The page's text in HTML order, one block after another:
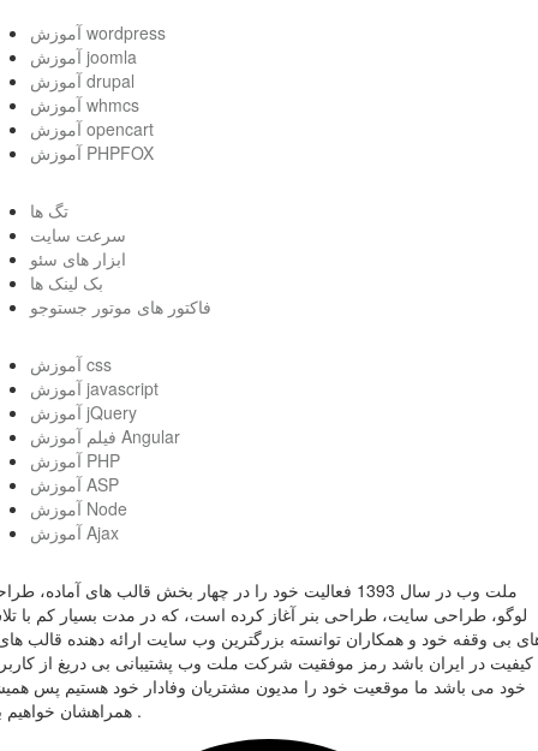
آموزش wordpress
آموزش joomla
آموزش drupal
آموزش whmcs
آموزش opencart
آموزش PHPFOX
تگ ها
سرعت سایت
ابزار های سئو
بک لینک ها
فاکتور های موتور جستوجو
آموزش css
آموزش javascript
آموزش jQuery
فیلم آموزش Angular
آموزش PHP
آموزش ASP
آموزش Node
آموزش Ajax
ملت وب در سال 1393 فعالیت خود را در چهار بخش قالب های آماده،
لوگو، طراحی سایت، طراحی بنر آغاز کرده است، که در مدت بسیار کم با
بی وقفه خود و همکاران توانسته بزرگترین وب سایت ارائه دهنده قالب
کیفیت در ایران باشد رمز موفقیت شرکت ملت وب پشتیبانی بی دریغ از
خود می باشد ما موقعیت خود را مدیون مشتریان وفادار خود هستیم پس
همراهشان خواهیم بود .